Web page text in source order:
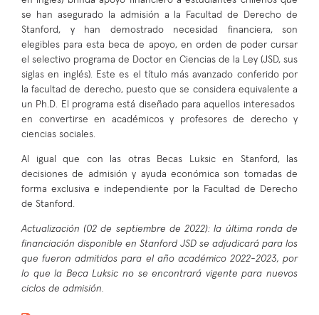
se han asegurado la admisión a la Facultad de Derecho de
Stanford, y han demostrado necesidad financiera, son
elegibles para esta beca de apoyo, en orden de poder cursar
el selectivo programa de Doctor en Ciencias de la Ley (JSD, sus
siglas en inglés). Este es el título más avanzado conferido por
la facultad de derecho, puesto que se considera equivalente a
un Ph.D. El programa está diseñado para aquellos interesados ​​
en convertirse en académicos y profesores de derecho y
ciencias sociales.
Al igual que con las otras Becas Luksic en Stanford, las
decisiones de admisión y ayuda económica son tomadas de
forma exclusiva e independiente por la Facultad de Derecho
de Stanford.
Actualización (02 de septiembre de 2022): la última ronda de
financiación disponible en Stanford JSD se adjudicará para los
que fueron admitidos para el año académico 2022-2023, por
lo que la Beca Luksic no se encontrará vigente para nuevos
ciclos de admisión.